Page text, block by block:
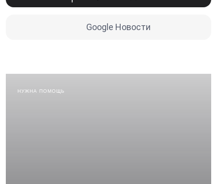
Google Новости
НУЖНА ПОМОЩЬ